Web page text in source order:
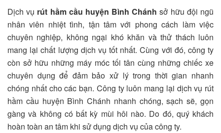
Dịch vụ rút hầm cầu huyện Bình Chánhsở hữu đội ngũ
nhân viên nhiệt tình, tận tâm với phong cách làm việc
chuyên nghiệp, không ngại khó khăn và thử thách luôn
mang lại chất lượng dịch vụ tốt nhất. Cùng với đó, công ty
còn sở hữu những máy móc tối tân cùng những chiếc xe
chuyên dụng để đảm bảo xử lý trong thời gian nhanh
chóng nhất cho các bạn. Công ty luôn mang lại dịch vụ rút
hầm cầu huyện Bình Chánh nhanh chóng, sạch sẽ, gọn
gàng và không có bất kỳ mùi hôi nào. Do đó, quý khách
hoàn toàn an tâm khi sử dụng dịch vụ của công ty.